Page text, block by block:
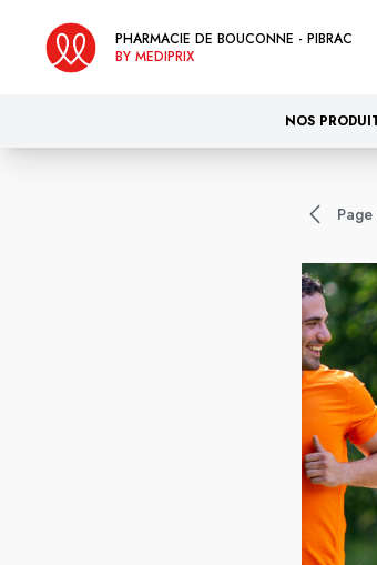
PHARMACIE DE BOUCONNE - PIBRAC
BY MEDIPRIX
NOS